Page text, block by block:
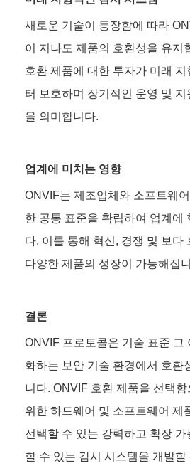
새로운 기술이 등장함에 따라
이 지나도 제품의 호환성을 유지
호환 제품에 대한 투자가 미래
터 보호하며 장기적인 운영 및
을 의미합니다.
업계에 미치는 영향
ONVIF는 제조업체와 소프트웨
한 공통 표준을 확립하여 업계에
다. 이를 통해 혁신, 경쟁 및 보다
다양한 제품의 성장이 가능해집
결론
ONVIF 프로토콜은 기술 표준 그
화하는 보안 기술 환경에서 호환
니다. ONVIF 호환 제품을 선택
위한 하드웨어 및 소프트웨어 제
선택할 수 있는 강력하고 확장 가
할 수 있는 감시 시스템을 개발할